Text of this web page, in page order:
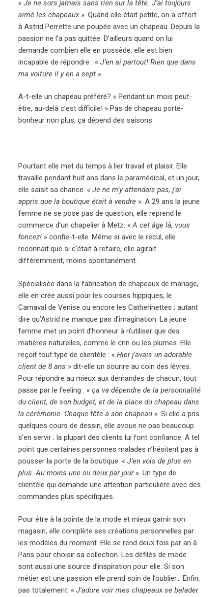
«Je ne sors jamais sans rien sur la tête. J’ai toujours
aimé les chapeaux ». Quand elle était petite, on a offert
à Astrid Perrette une poupée avec un chapeau. Depuis la
passion ne l’a pas quittée. D’ailleurs quand on lui
demande combien elle en possède, elle est bien
incapable de répondre : « J’en ai partout! Rien que dans
ma voiture il y en a sept ».
A-t-elle un chapeau préféré? « Pendant un mois peut-
être, au-delà c’est difficile! » Pas de chapeau porte-
bonheur non plus, ça dépend des saisons.
Pourtant elle met du temps à lier travail et plaisir. Elle
travaille pendant huit ans dans le paramédical, et un jour,
elle saisit sa chance: « Je ne m’y attendais pas, j’ai
appris que la boutique était à vendre ». A 29 ans la jeune
femme ne se pose pas de question, elle reprend le
commerce d’un chapelier à Metz. « A cet âge là, vous
foncez! » confie-t-elle. Même si avec le recul, elle
reconnait que si c’était à refaire, elle agirait
différemment, moins spontanément.
Spécialisée dans la fabrication de chapeaux de mariage,
elle en crée aussi pour les courses hippiques, le
Carnaval de Venise ou encore les Catherinettes ; autant
dire qu’Astrid ne manque pas d’imagination. La jeune
femme met un point d’honneur à n’utiliser que des
matières naturelles, comme le crin ou les plumes. Elle
reçoit tout type de clientèle : «Hier j’avais un adorable
client de 8 ans » dit-elle un sourire au coin des lèvres.
Pour répondre au mieux aux demandes de chacun, tout
passe par le feeling : «ça va dépendre de la personnalité
du client, de son budget, et de la place du chapeau dans
la cérémonie. Chaque tête a son chapeau ». Si elle a pris
quelques cours de dessin, elle avoue ne pas beaucoup
s’en servir ; la plupart des clients lui font confiance. A tel
point que certaines personnes malades n’hésitent pas à
pousser la porte de la boutique. «J’en vois de plus en
plus. Au moins une ou deux par jour ». Un type de
clientèle qui demande une attention particulière avec des
commandes plus spécifiques.
Pour être à la pointe de la mode et mieux garnir son
magasin, elle complète ses créations personnelles par
les modèles du moment. Elle se rend deux fois par an à
Paris pour choisir sa collection. Les défilés de mode
sont aussi une source d’inspiration pour elle. Si son
métier est une passion elle prend soin de l’oublier… Enfin,
pas totalement: «J’adore voir mes chapeaux se balader